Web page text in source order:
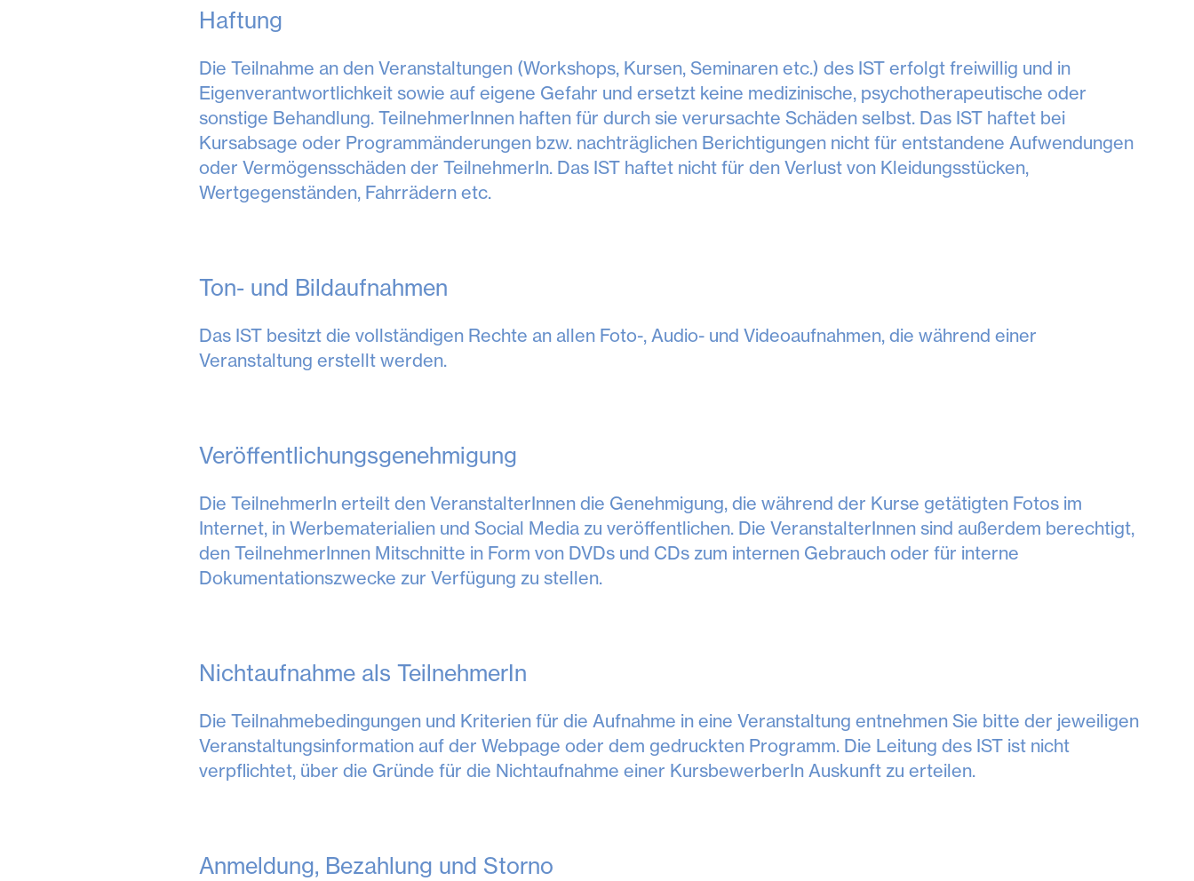
Haftung
Die Teilnahme an den Veranstaltungen (Workshops, Kursen, Seminaren etc.) des IST erfolgt freiwillig und in
Eigenverantwortlichkeit sowie auf eigene Gefahr und ersetzt keine medizinische, psychotherapeutische oder
sonstige Behandlung. TeilnehmerInnen haften für durch sie verursachte Schäden selbst. Das IST haftet bei
Kursabsage oder Programmänderungen bzw. nachträglichen Berichtigungen nicht für entstandene Aufwendungen
oder Vermögensschäden der TeilnehmerIn. Das IST haftet nicht für den Verlust von Kleidungsstücken,
Wertgegenständen, Fahrrädern etc.
Ton- und Bildaufnahmen
Das IST besitzt die vollständigen Rechte an allen Foto-, Audio- und Videoaufnahmen, die während einer
Veranstaltung erstellt werden.
Veröffentlichungsgenehmigung
Die TeilnehmerIn erteilt den VeranstalterInnen die Genehmigung, die während der Kurse getätigten Fotos im
Internet, in Werbematerialien und Social Media zu veröffentlichen. Die VeranstalterInnen sind außerdem berechtigt,
den TeilnehmerInnen Mitschnitte in Form von DVDs und CDs zum internen Gebrauch oder für interne
Dokumentationszwecke zur Verfügung zu stellen.
Nichtaufnahme als TeilnehmerIn
Die Teilnahmebedingungen und Kriterien für die Aufnahme in eine Veranstaltung entnehmen Sie bitte der jeweiligen
Veranstaltungsinformation auf der Webpage oder dem gedruckten Programm. Die Leitung des IST ist nicht
verpflichtet, über die Gründe für die Nichtaufnahme einer KursbewerberIn Auskunft zu erteilen.
Anmeldung, Bezahlung und Storno